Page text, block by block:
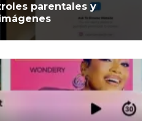
parentales y